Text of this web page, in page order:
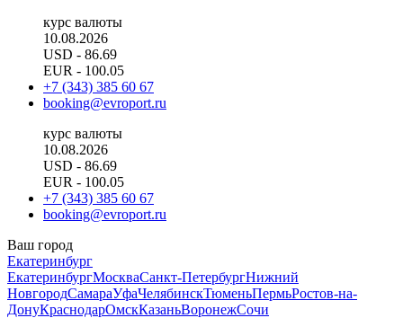
курс валюты
10.08.2026
USD - 86.69
EUR - 100.05
+7 (343) 385 60 67
booking@evroport.ru
курс валюты
10.08.2026
USD - 86.69
EUR - 100.05
+7 (343) 385 60 67
booking@evroport.ru
Ваш город
Екатеринбург
ЕкатеринбургМоскваСанкт-ПетербургНижний
НовгородСамараУфаЧелябинскТюменьПермьРостов-на-
ДонуКраснодарОмскКазаньВоронежСочи